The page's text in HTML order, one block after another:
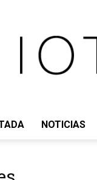
NOTICIAS